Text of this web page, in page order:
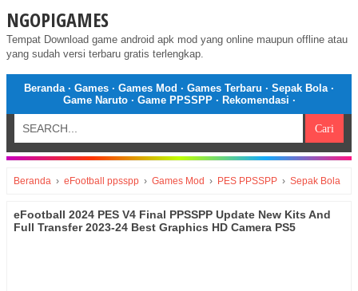
NGOPIGAMES
Tempat Download game android apk mod yang online maupun offline atau
yang sudah versi terbaru gratis terlengkap.
Beranda· Games · Games Mod · Games Terbaru · Sepak Bola·
Game Naruto· Game PPSSPP· Rekomendasi ·
Beranda › eFootball ppsspp › Games Mod › PES PPSSPP › Sepak Bola
eFootball 2024 PES V4 Final PPSSPP Update New Kits And
Full Transfer 2023-24 Best Graphics HD Camera PS5